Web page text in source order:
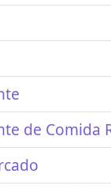
de Comida